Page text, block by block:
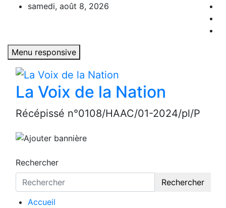
samedi, août 8, 2026
Menu responsive
La Voix de la Nation
Récépissé n°0108/HAAC/01-2024/pl/P
Rechercher
Rechercher
Accueil